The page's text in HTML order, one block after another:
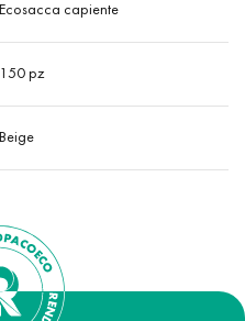
Ecosacca capiente
150 pz
Beige